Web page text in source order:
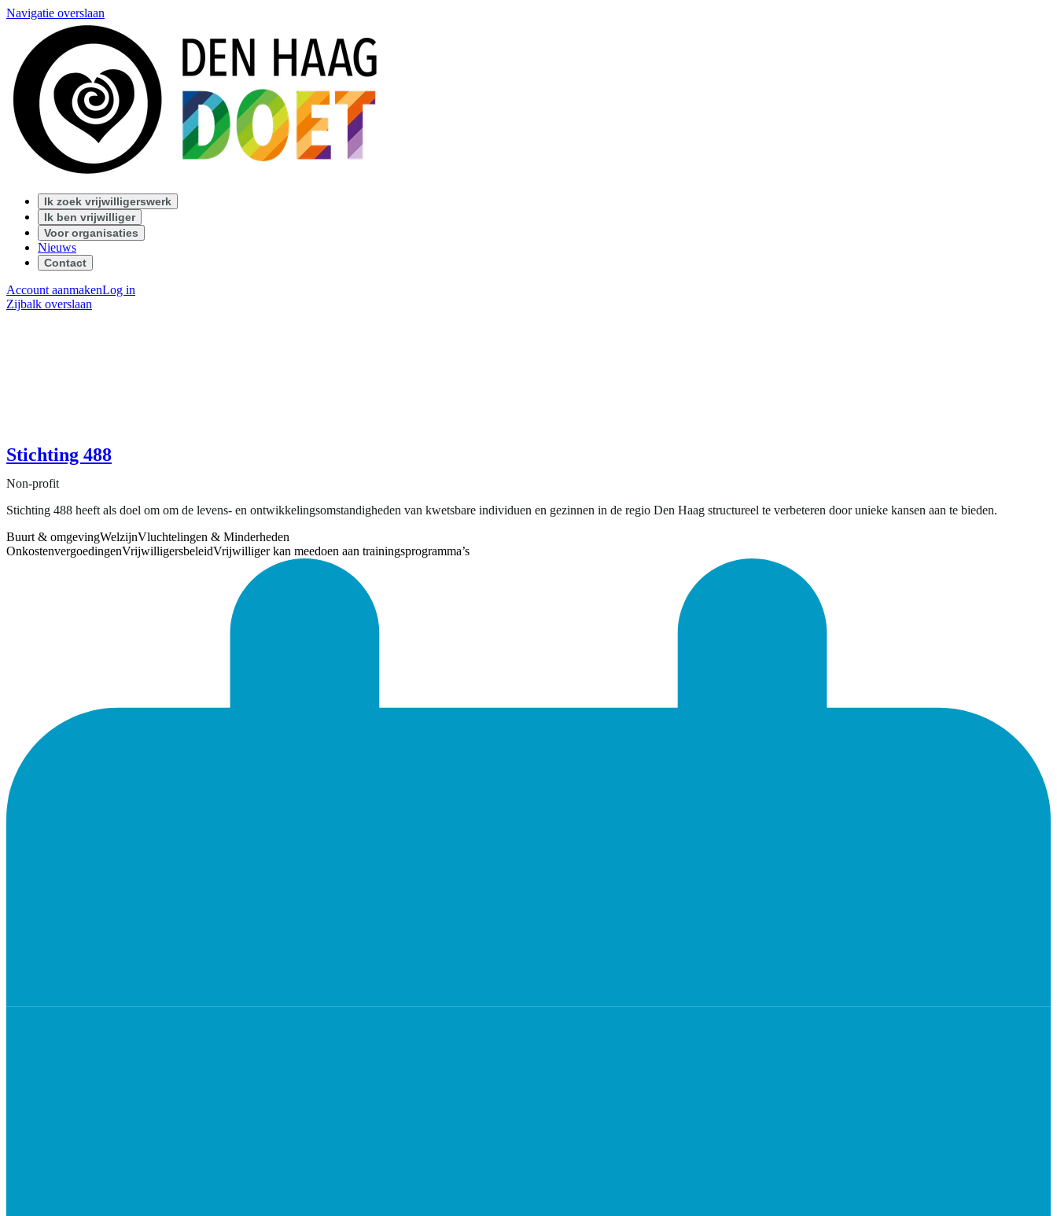
Navigatie overslaan
Ik zoek vrijwilligerswerk
Ik ben vrijwilliger
Voor organisaties
Nieuws
Contact
Account aanmakenLog in
Zijbalk overslaan
Stichting 488
Non-profit
Stichting 488 heeft als doel om om de levens- en ontwikkelingsomstandigheden van kwetsbare individuen en gezinnen in de regio Den Haag structureel te verbeteren door unieke kansen aan te bieden.
Buurt & omgevingWelzijnVluchtelingen & Minderheden
OnkostenvergoedingenVrijwilligersbeleidVrijwilliger kan meedoen aan trainingsprogramma’s